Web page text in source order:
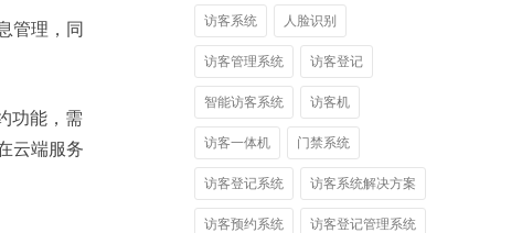
管理，同
功能，需
云端服务
访客系统 人脸识别
访客管理系统 访客登记
智能访客系统 访客机
访客一体机 门禁系统
访客登记系统 访客系统解决方案
访客预约系统 访客登记管理系统